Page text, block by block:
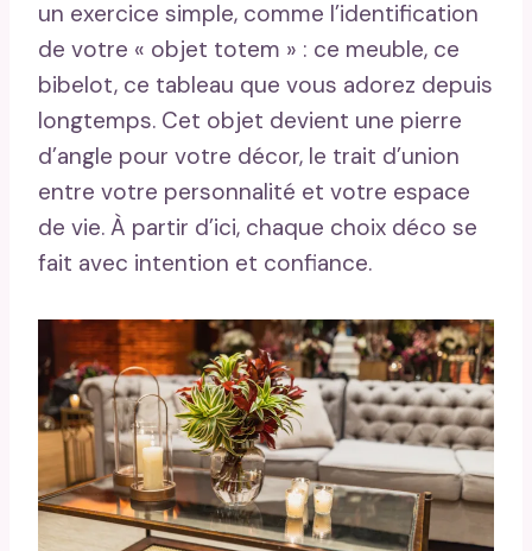
un exercice simple, comme l’identification
de votre « objet totem » : ce meuble, ce
bibelot, ce tableau que vous adorez depuis
longtemps. Cet objet devient une pierre
d’angle pour votre décor, le trait d’union
entre votre personnalité et votre espace
de vie. À partir d’ici, chaque choix déco se
fait avec intention et confiance.